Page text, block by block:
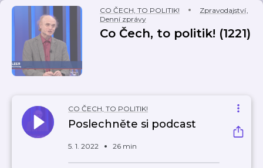
CO ČECH, TO POLITIK! Zpravodajství,
Denní zprávy
Co Čech, to politik! (1221)
CO ČECH, TO POLITIK!
Poslechněte si podcast
5. 1. 2022 26 min